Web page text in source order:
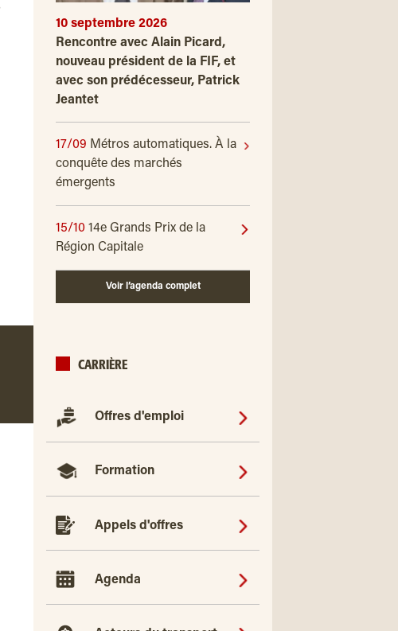
10 septembre 2026
Rencontre avec Alain Picard,
nouveau président de la FIF, et
avec son prédécesseur, Patrick
Jeantet
17/09 Métros automatiques. À la
conquête des marchés
émergents
15/10 14e Grands Prix de la
Région Capitale
Voir l’agenda complet
CARRIÈRE
Offres d'emploi
Formation
Appels d'offres
Agenda